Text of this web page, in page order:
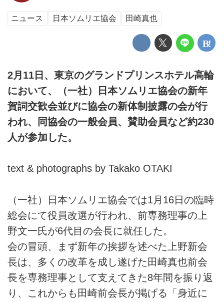
ニュース 日本ソムリエ協会 田崎真也
2月11日、東京のグランドプリンスホテル高輪
において、（一社）日本ソムリエ協会の新年
賀詞交歓会並びに協会の新体制披露の会が行
われ、同協会の一般会員、賛助会員など約230
人が参加した。
text & photographs by Takako OTAKI
（一社）日本ソムリエ協会では1月16日の臨時
総会にて役員改選が行われ、前専務理事の上
野文一氏が6代目の会長に就任した。
会の冒頭、まず新年の挨拶を述べた上野新会
長は、多くの改革を成し遂げた田崎真也前会
長を専務理事として支えてきた8年間を振り返
り、これからも田崎前会長が掲げる「身近に